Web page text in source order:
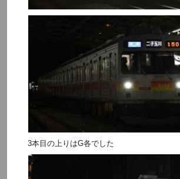
3本目の上りはG各でした